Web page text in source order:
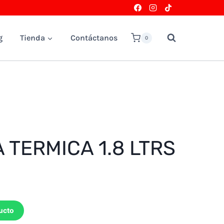
Tienda Contáctanos 0
TERMICA 1.8 LTRS